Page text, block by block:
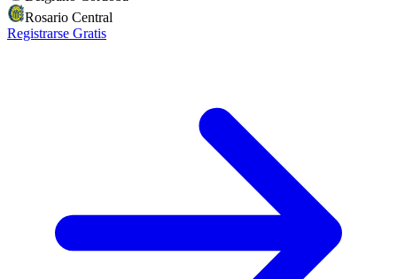
Rosario Central
Registrarse Gratis